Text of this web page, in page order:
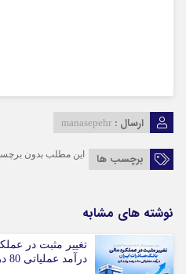
ارسال : manasepehr
برچسب ها این مطلب بدون
نوشته های مشابه
تغییر مثبت در
درآمد عملیاتی 80 درصد رشد کرد